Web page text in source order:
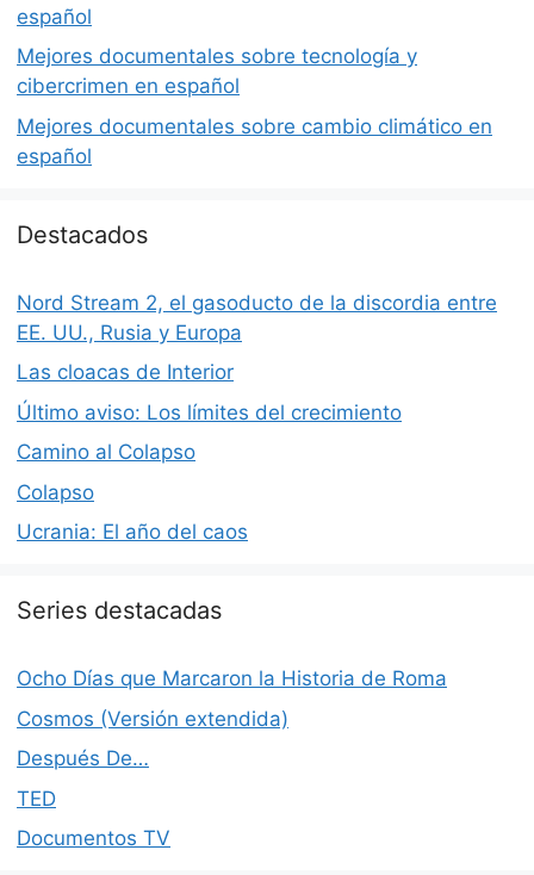
español
Mejores documentales sobre tecnología y
cibercrimen en español
Mejores documentales sobre cambio climático en
español
Destacados
Nord Stream 2, el gasoducto de la discordia entre
EE. UU., Rusia y Europa
Las cloacas de Interior
Último aviso: Los límites del crecimiento
Camino al Colapso
Colapso
Ucrania: El año del caos
Series destacadas
Ocho Días que Marcaron la Historia de Roma
Cosmos (Versión extendida)
Después De…
TED
Documentos TV